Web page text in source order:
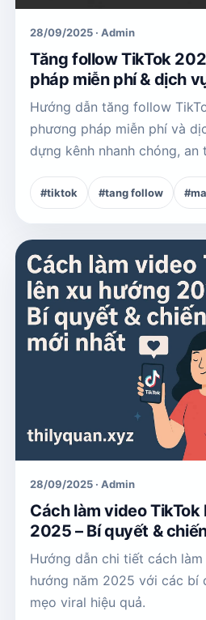
28/09/2025 · Admin
Tăng follow TikTok
pháp miễn phí & dịch
Hướng dẫn tăng follow
phương pháp miễn phí và
dựng kênh nhanh chóng, an
#tiktok #tang follow
28/09/2025 · Admin
Cách làm video
2025 – Bí quyết &
Hướng dẫn chi tiết cách
hướng năm 2025 với các bí
mẹo viral hiệu quả.